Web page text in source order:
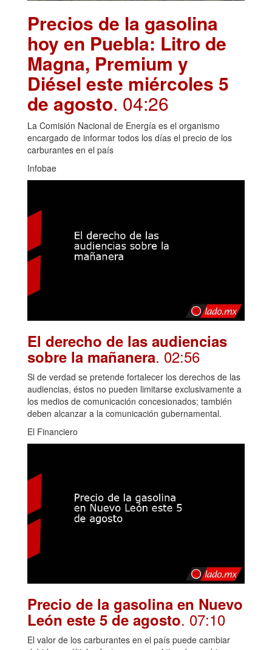
Precios de la gasolina
hoy en Puebla: Litro de
Magna, Premium y
Diésel este miércoles 5
de agosto. 04:26
La Comisión Nacional de Energía es el organismo
encargado de informar todos los días el precio de los
carburantes en el país
Infobae
El derecho de las audiencias
sobre la mañanera. 02:56
Si de verdad se pretende fortalecer los derechos de las
audiencias, éstos no pueden limitarse exclusivamente a
los medios de comunicación concesionados; también
deben alcanzar a la comunicación gubernamental.
El Financiero
Precio de la gasolina en Nuevo
León este 5 de agosto. 07:10
El valor de los carburantes en el país puede cambiar